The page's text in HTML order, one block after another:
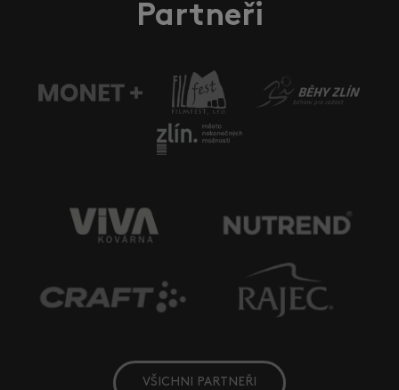
Partneři
VŠICHNI PARTNEŘI